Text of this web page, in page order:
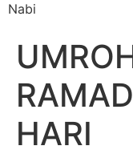
Nabi
HARI